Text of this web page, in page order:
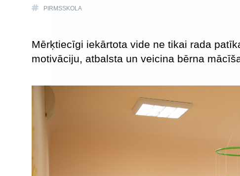
PIRMSSKOLA
Mērķtiecīgi iekārtota vide ne tikai rada
motivāciju, atbalsta un veicina bērna